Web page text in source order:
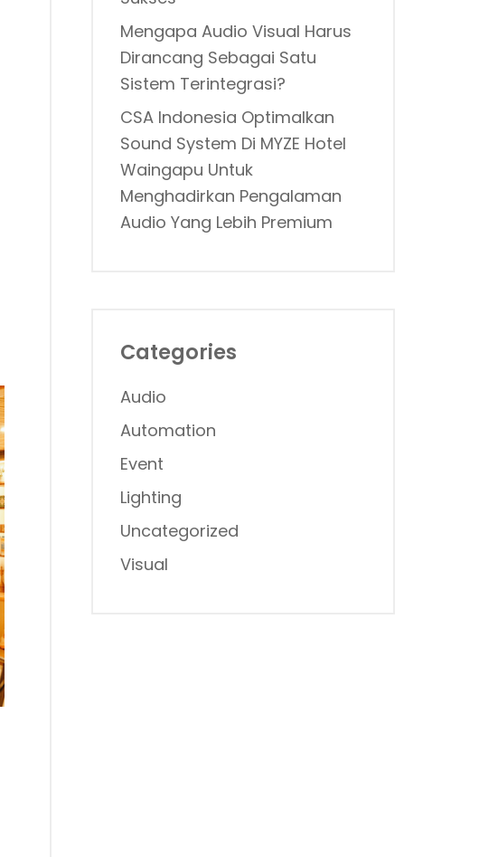
Mengapa Audio Visual Harus
Dirancang Sebagai Satu
Sistem Terintegrasi?
CSA Indonesia Optimalkan
Sound System Di MYZE Hotel
Waingapu Untuk
Menghadirkan Pengalaman
Audio Yang Lebih Premium
Categories
Audio
Automation
Event
Lighting
Uncategorized
Visual